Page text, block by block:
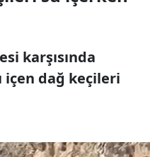
karşısında
dağ keçileri